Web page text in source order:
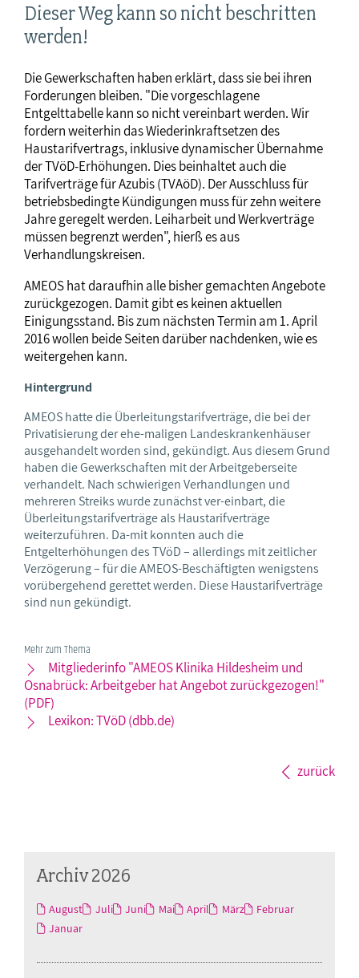
Dieser Weg kann so nicht beschritten
werden!
Die Gewerkschaften haben erklärt, dass sie bei ihren
Forderungen bleiben. "Die vorgeschlagene
Entgelttabelle kann so nicht vereinbart werden. Wir
fordern weiterhin das Wiederinkraftsetzen des
Haustarifvertrags, inklusive dynamischer Übernahme
der TVöD-Erhöhungen. Dies beinhaltet auch die
Tarifverträge für Azubis (TVAöD). Der Ausschluss für
betriebsbedingte Kündigungen muss für zehn weitere
Jahre geregelt werden. Leiharbeit und Werkverträge
müssen begrenzt werden", hierß es aus
Verhandlungskreisen.
AMEOS hat daraufhin alle bisher gemachten Angebote
zurückgezogen. Damit gibt es keinen aktuellen
Einigungsstand. Bis zum nächsten Termin am 1. April
2016 wollen beide Seiten darüber nachdenken, wie es
weitergehen kann.
Hintergrund
AMEOS hatte die Überleitungstarifverträge, die bei der
Privatisierung der ehe-maligen Landeskrankenhäuser
ausgehandelt worden sind, gekündigt. Aus diesem Grund
haben die Gewerkschaften mit der Arbeitgeberseite
verhandelt. Nach schwierigen Verhandlungen und
mehreren Streiks wurde zunächst ver-einbart, die
Überleitungstarifverträge als Haustarifverträge
weiterzuführen. Da-mit konnten auch die
Entgelterhöhungen des TVöD – allerdings mit zeitlicher
Verzögerung – für die AMEOS-Beschäftigten wenigstens
vorübergehend gerettet werden. Diese Haustarifverträge
sind nun gekündigt.
Mehr zum Thema
Mitgliederinfo "AMEOS Klinika Hildesheim und
Osnabrück: Arbeitgeber hat Angebot zurückgezogen!"
(PDF)
Lexikon: TVöD (dbb.de)
zurück
Archiv 2026
August Juli Juni Mai April März
Februar
Januar